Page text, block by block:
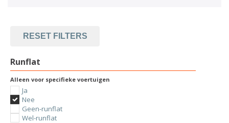
RESET FILTERS
Runflat
Alleen voor specifieke voertuigen
Ja
Nee
Geen-runflat
Wel-runflat